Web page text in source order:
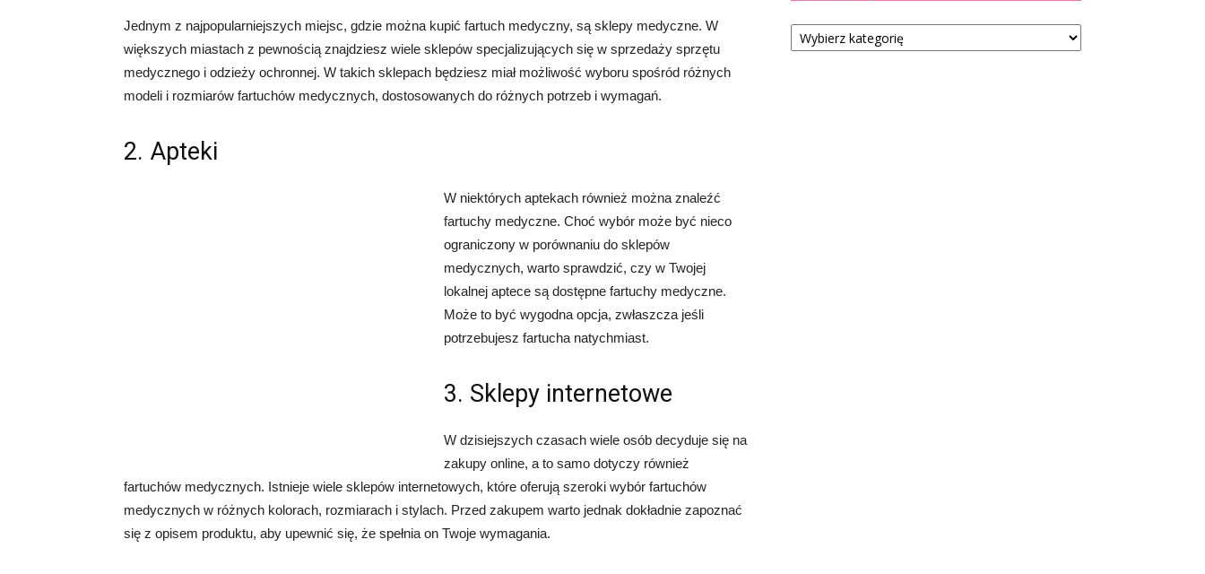
Jednym z najpopularniejszych miejsc, gdzie można kupić fartuch medyczny, są sklepy medyczne. W
większych miastach z pewnością znajdziesz wiele sklepów specjalizujących się w sprzedaży sprzętu
medycznego i odzieży ochronnej. W takich sklepach będziesz miał możliwość wyboru spośród różnych
modeli i rozmiarów fartuchów medycznych, dostosowanych do różnych potrzeb i wymagań.
2. Apteki
W niektórych aptekach również można znaleźć
fartuchy medyczne. Choć wybór może być nieco
ograniczony w porównaniu do sklepów
medycznych, warto sprawdzić, czy w Twojej
lokalnej aptece są dostępne fartuchy medyczne.
Może to być wygodna opcja, zwłaszcza jeśli
potrzebujesz fartucha natychmiast.
3. Sklepy internetowe
W dzisiejszych czasach wiele osób decyduje się na
zakupy online, a to samo dotyczy również
fartuchów medycznych. Istnieje wiele sklepów internetowych, które oferują szeroki wybór fartuchów
medycznych w różnych kolorach, rozmiarach i stylach. Przed zakupem warto jednak dokładnie zapoznać
się z opisem produktu, aby upewnić się, że spełnia on Twoje wymagania.
Kategorie